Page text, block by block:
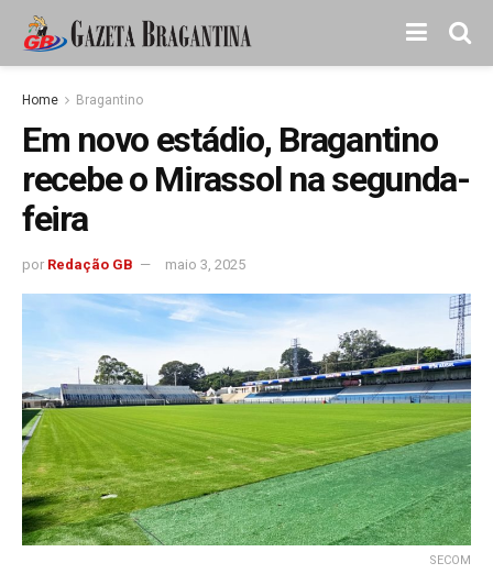
Home Bragantino
Em novo estádio, Bragantino
recebe o Mirassol na segunda-
feira
por Redação GB maio 3, 2025
SECOM